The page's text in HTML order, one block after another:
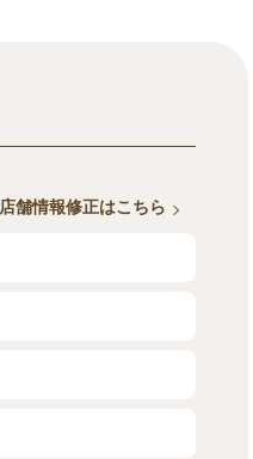
店舗情報修正はこちら